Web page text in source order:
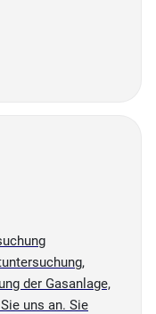
der Gasanlage,
uns an. Sie